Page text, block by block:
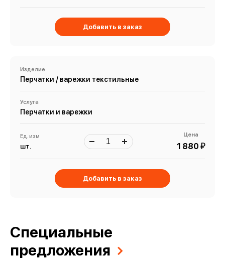
Добавить в заказ
Изделие
Перчатки / варежки текстильные
Услуга
Перчатки и варежки
Ед. изм
шт.
Цена
1 880 й
Добавить в заказ
Специальные
предложения